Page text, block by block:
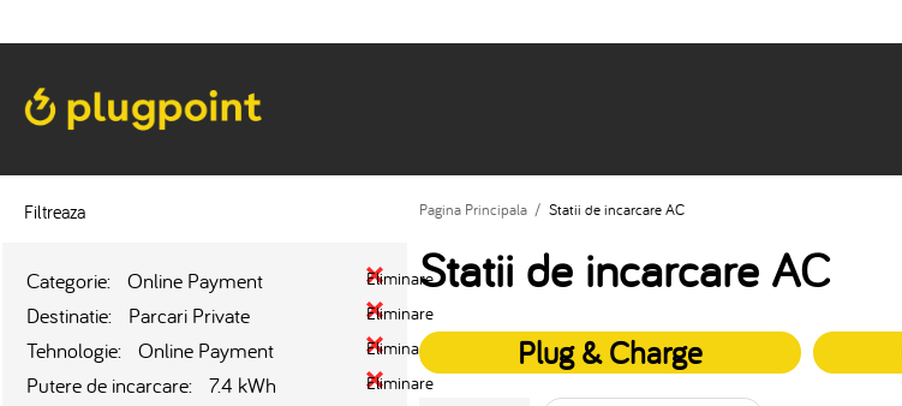
Filtreaza
Categorie: Online Payment Eliminare
Destinatie: Parcari Private Eliminare
Tehnologie: Online Payment Eliminare
Putere de incarcare: 7.4 kWh Eliminare
Pagina Principala / Statii de incarcare AC
Statii de incarcare AC
Plug & Charge